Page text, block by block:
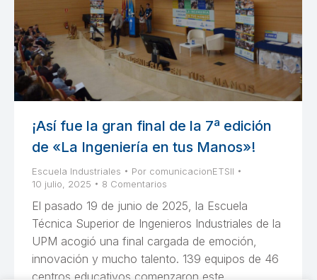
¡Así fue la gran final de la 7ª edición
de «La Ingeniería en tus Manos»!
Escuela Industriales Por comunicacionETSII
10 julio, 2025
8 Comentarios
El pasado 19 de junio de 2025, la Escuela
Técnica Superior de Ingenieros Industriales de la
UPM acogió una final cargada de emoción,
innovación y mucho talento. 139 equipos de 46
centros educativos comenzaron este